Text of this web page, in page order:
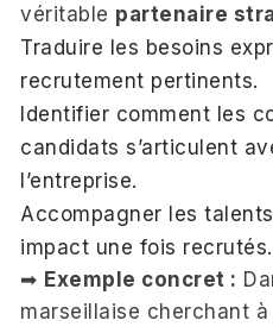
véritable partenaire
Traduire les besoins
recrutement pertinents.
Identifier comment les
candidats s’articulent
l’entreprise.
Accompagner les
impact une fois recrutés.
➡ Exemple concret :
marseillaise cherchant